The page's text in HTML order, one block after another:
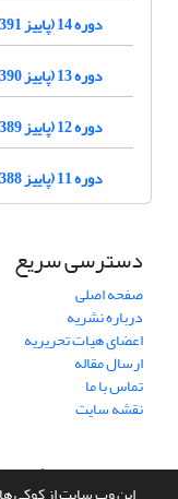
دوره 14 (پاییز 1391-1390)
دوره 13 (پاییز 1390-1389)
دوره 12 (پاییز 1389-1388)
دوره 11 (پاییز 1388-1387)
دسترسی سریع
صفحه اصلی
درباره نشریه
اعضای هیات تحریریه
ارسال مقاله
تماس با ما
نقشه سایت
سامانه مدیریت